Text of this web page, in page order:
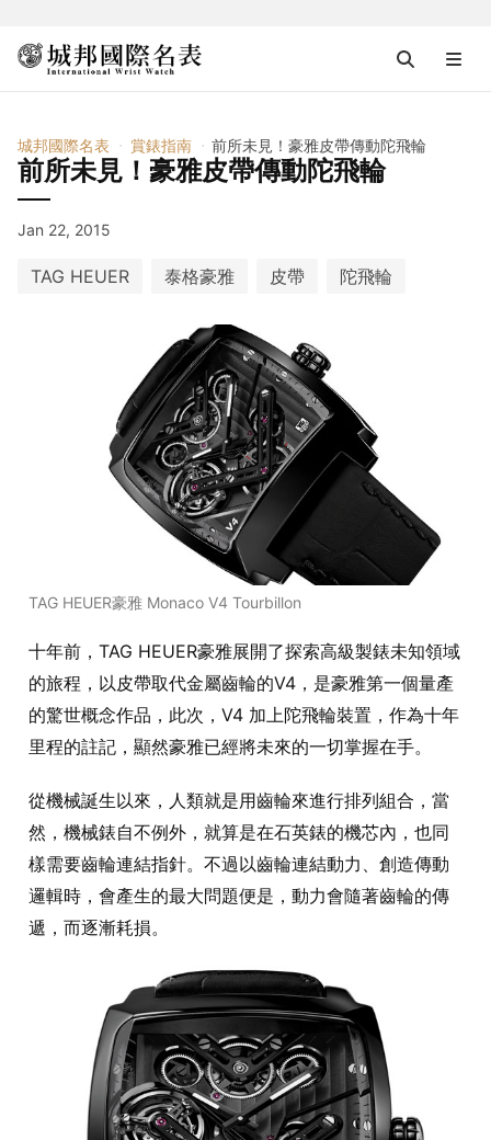
城邦國際名表 賞錶指南 前所未見！豪雅皮帶傳動陀飛輪
前所未見！豪雅皮帶傳動陀飛輪
Jan 22, 2015
TAG HEUER 泰格豪雅 皮帶 陀飛輪
TAG HEUER豪雅 Monaco V4 Tourbillon
十年前，TAG HEUER豪雅展開了探索高級製錶未知領域
的旅程，以皮帶取代金屬齒輪的V4，是豪雅第一個量產
的驚世概念作品，此次，V4 加上陀飛輪裝置，作為十年
里程的註記，顯然豪雅已經將未來的一切掌握在手。
從機械誕生以來，人類就是用齒輪來進行排列組合，當
然，機械錶自不例外，就算是在石英錶的機芯內，也同
樣需要齒輪連結指針。不過以齒輪連結動力、創造傳動
邏輯時，會產生的最大問題便是，動力會隨著齒輪的傳
遞，而逐漸耗損。